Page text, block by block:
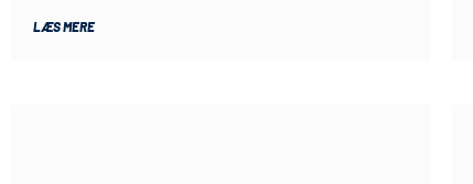
LÆS MERE